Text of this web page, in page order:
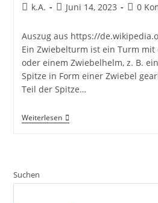
k.A. Juni 14, 2023 0
Auszug aus https://
Ein Zwiebelturm ist ein Turm
oder einem Zwiebelhelm, z. B.
Spitze in Form einer Zwiebel
Teil der Spitze…
Weiterlesen
Suchen